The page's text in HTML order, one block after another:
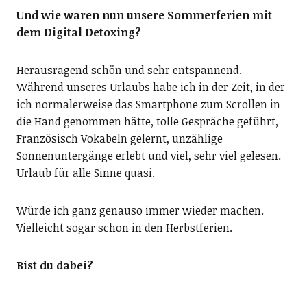
Und wie waren nun unsere Sommerferien mit
dem Digital Detoxing?
Herausragend schön und sehr entspannend.
Während unseres Urlaubs habe ich in der Zeit, in der
ich normalerweise das Smartphone zum Scrollen in
die Hand genommen hätte, tolle Gespräche geführt,
Französisch Vokabeln gelernt, unzählige
Sonnenuntergänge erlebt und viel, sehr viel gelesen.
Urlaub für alle Sinne quasi.
Würde ich ganz genauso immer wieder machen.
Vielleicht sogar schon in den Herbstferien.
Bist du dabei?